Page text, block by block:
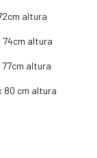
altura
74cm altura
77cm altura
80 cm altura